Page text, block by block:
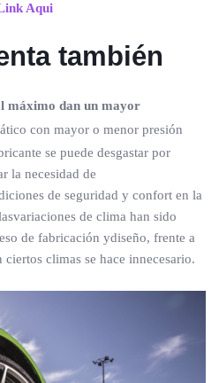
Aqui
también
máximo dan un mayor
con mayor o menor presión
se puede desgastar por
la necesidad de
de seguridad y confort en la
de clima han sido
de fabricación ydiseño, frente a
climas se hace innecesario.